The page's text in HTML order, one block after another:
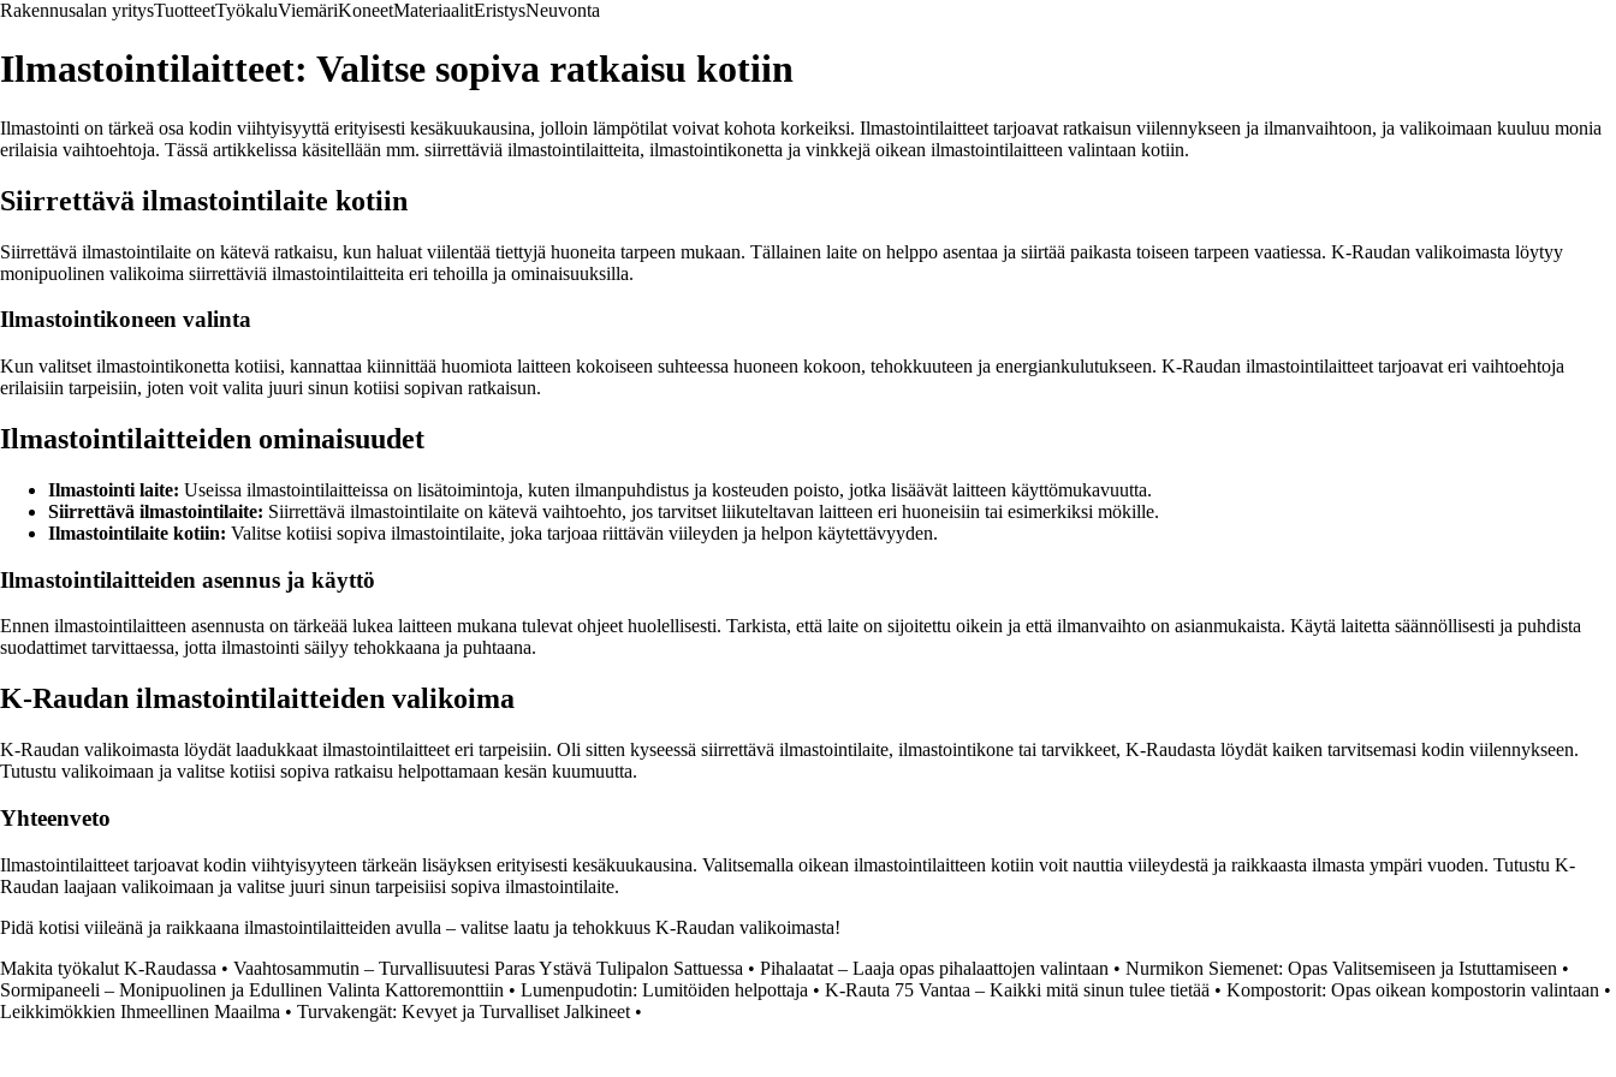
Rakennusalan yritysTuotteetTyökaluViemäriKoneetMateriaalitEristysNeuvonta
Ilmastointilaitteet: Valitse sopiva ratkaisu kotiin
Ilmastointi on tärkeä osa kodin viihtyisyyttä erityisesti kesäkuukausina, jolloin lämpötilat voivat kohota korkeiksi. Ilmastointilaitteet tarjoavat ratkaisun viilennykseen ja ilmanvaihtoon, ja valikoimaan kuuluu monia
erilaisia vaihtoehtoja. Tässä artikkelissa käsitellään mm. siirrettäviä ilmastointilaitteita, ilmastointikonetta ja vinkkejä oikean ilmastointilaitteen valintaan kotiin.
Siirrettävä ilmastointilaite kotiin
Siirrettävä ilmastointilaite on kätevä ratkaisu, kun haluat viilentää tiettyjä huoneita tarpeen mukaan. Tällainen laite on helppo asentaa ja siirtää paikasta toiseen tarpeen vaatiessa. K-Raudan valikoimasta löytyy
monipuolinen valikoima siirrettäviä ilmastointilaitteita eri tehoilla ja ominaisuuksilla.
Ilmastointikoneen valinta
Kun valitset ilmastointikonetta kotiisi, kannattaa kiinnittää huomiota laitteen kokoiseen suhteessa huoneen kokoon, tehokkuuteen ja energiankulutukseen. K-Raudan ilmastointilaitteet tarjoavat eri vaihtoehtoja
erilaisiin tarpeisiin, joten voit valita juuri sinun kotiisi sopivan ratkaisun.
Ilmastointilaitteiden ominaisuudet
Ilmastointi laite: Useissa ilmastointilaitteissa on lisätoimintoja, kuten ilmanpuhdistus ja kosteuden poisto, jotka lisäävät laitteen käyttömukavuutta.
Siirrettävä ilmastointilaite: Siirrettävä ilmastointilaite on kätevä vaihtoehto, jos tarvitset liikuteltavan laitteen eri huoneisiin tai esimerkiksi mökille.
Ilmastointilaite kotiin: Valitse kotiisi sopiva ilmastointilaite, joka tarjoaa riittävän viileyden ja helpon käytettävyyden.
Ilmastointilaitteiden asennus ja käyttö
Ennen ilmastointilaitteen asennusta on tärkeää lukea laitteen mukana tulevat ohjeet huolellisesti. Tarkista, että laite on sijoitettu oikein ja että ilmanvaihto on asianmukaista. Käytä laitetta säännöllisesti ja puhdista
suodattimet tarvittaessa, jotta ilmastointi säilyy tehokkaana ja puhtaana.
K-Raudan ilmastointilaitteiden valikoima
K-Raudan valikoimasta löydät laadukkaat ilmastointilaitteet eri tarpeisiin. Oli sitten kyseessä siirrettävä ilmastointilaite, ilmastointikone tai tarvikkeet, K-Raudasta löydät kaiken tarvitsemasi kodin viilennykseen.
Tutustu valikoimaan ja valitse kotiisi sopiva ratkaisu helpottamaan kesän kuumuutta.
Yhteenveto
Ilmastointilaitteet tarjoavat kodin viihtyisyyteen tärkeän lisäyksen erityisesti kesäkuukausina. Valitsemalla oikean ilmastointilaitteen kotiin voit nauttia viileydestä ja raikkaasta ilmasta ympäri vuoden. Tutustu K-
Raudan laajaan valikoimaan ja valitse juuri sinun tarpeisiisi sopiva ilmastointilaite.
Pidä kotisi viileänä ja raikkaana ilmastointilaitteiden avulla – valitse laatu ja tehokkuus K-Raudan valikoimasta!
Makita työkalut K-Raudassa • Vaahtosammutin – Turvallisuutesi Paras Ystävä Tulipalon Sattuessa • Pihalaatat – Laaja opas pihalaattojen valintaan • Nurmikon Siemenet: Opas Valitsemiseen ja Istuttamiseen •
Sormipaneeli – Monipuolinen ja Edullinen Valinta Kattoremonttiin • Lumenpudotin: Lumitöiden helpottaja • K-Rauta 75 Vantaa – Kaikki mitä sinun tulee tietää • Kompostorit: Opas oikean kompostorin valintaan •
Leikkimökkien Ihmeellinen Maailma • Turvakengät: Kevyet ja Turvalliset Jalkineet •